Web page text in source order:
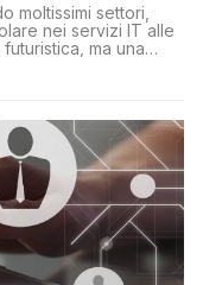
moltissimi settori,
nei servizi IT alle
ma una
significativo in